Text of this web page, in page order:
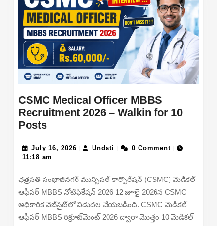
CSMC Medical Officer MBBS
Recruitment 2026 – Walkin for 10
PostsCSMC
Officer
MBBS
Recruitment
2026
–
Walkin
July 16, 2026 July
| Undati Undati
| 0 Comment |
11:18 am
ఛత్రపతి సంభాజీనగర్ మున్సిపల్ కార్పొరేషన్ (CSMC) మెడికల్
ఆఫీసర్ MBBS నోటిఫికేషన్ 2026 12 జూలై 2026న CSMC
అధికారిక వెబ్‌సైట్‌లో విడుదల చేయబడింది. CSMC మెడికల్
ఆఫీసర్ MBBS రిక్రూట్‌మెంట్ 2026 ద్వారా మొత్తం 10 మెడికల్